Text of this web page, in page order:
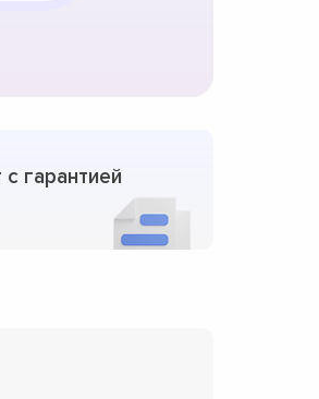
гарантией